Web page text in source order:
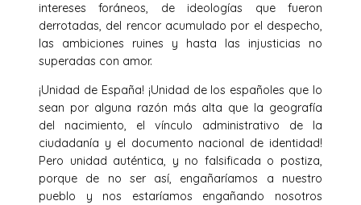
intereses foráneos, de ideologías que fueron
derrotadas, del rencor acumulado por el despecho,
las ambiciones ruines y hasta las injusticias no
superadas con amor.
¡Unidad de España! ¡Unidad de los españoles que lo
sean por algu­na razón más alta que la geografía
del nacimiento, el vínculo administrativo de la
ciudadanía y el documento nacional de identidad!
Pero unidad auténtica, y no falsificada o postiza,
porque de no ser así, engañaríamos a nuestro
pueblo y nos estaríamos engañando nosotros